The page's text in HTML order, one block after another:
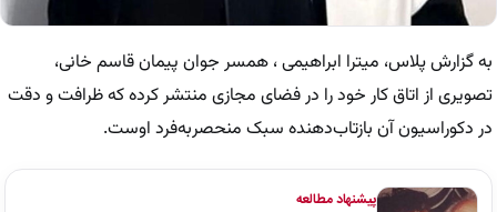
به گزارش پلاس، میترا ابراهیمی ، همسر جوان پیمان قاسم خانی،
تصویری از اتاق کار خود را در فضای مجازی منتشر کرده که ظرافت و دقت
در دکوراسیون آن بازتاب‌دهنده سبک منحصربه‌فرد اوست.
پیشنهاد مطالعه